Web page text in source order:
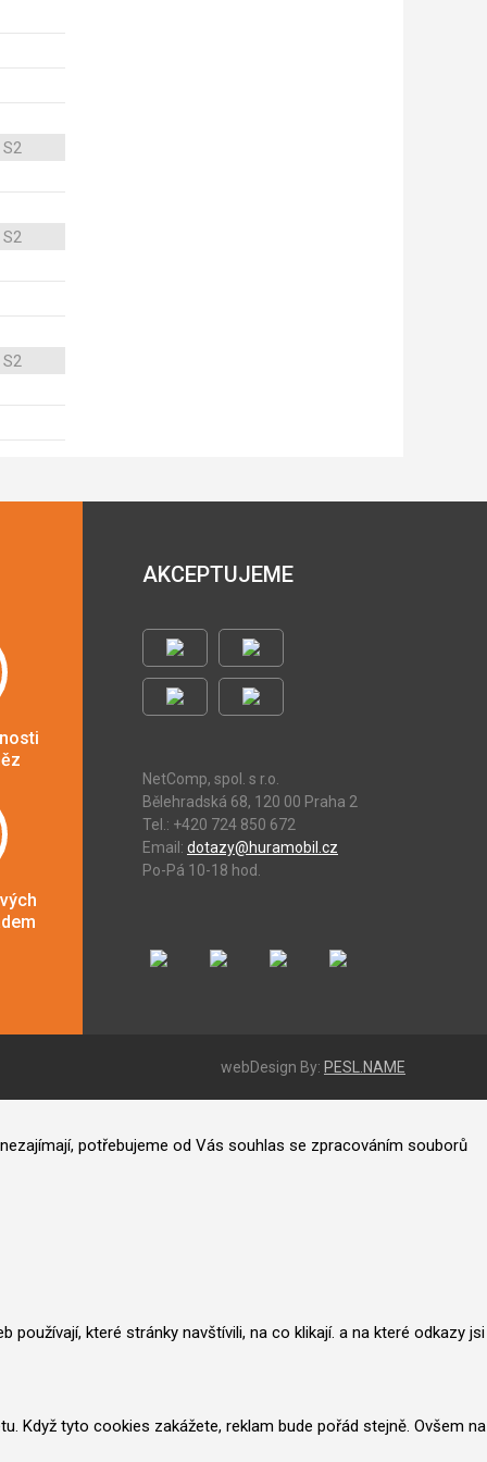
AKCEPTUJEME
NetComp, spol. s r.o.
Bělehradská 68, 120 00 Praha 2
Tel.: +420 724 850 672
Email: dotazy@huramobil.cz
Po-Pá 10-18 hod.
webDesign By: PESL.NAME
potřebujeme od Vás souhlas se zpracováním souborů
které stránky navštívili, na co klikají. a na které odkazy jsi
Když tyto cookies zakážete, reklam bude pořád stejně. Ovšem na